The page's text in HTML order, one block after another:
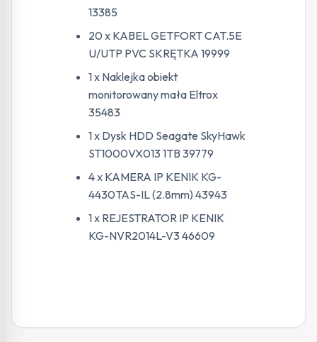
13385
20 x KABEL GETFORT CAT.5E
U/UTP PVC SKRĘTKA 19999
1 x Naklejka obiekt
monitorowany mała Eltrox
35483
1 x Dysk HDD Seagate SkyHawk
ST1000VX013 1TB 39779
4 x KAMERA IP KENIK KG-
4430TAS-IL (2.8mm) 43943
1 x REJESTRATOR IP KENIK
KG-NVR2014L-V3 46609